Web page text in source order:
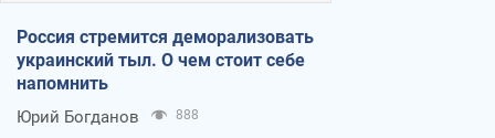
Россия стремится деморализовать
украинский тыл. О чем стоит себе
напомнить
Юрий Богданов 888